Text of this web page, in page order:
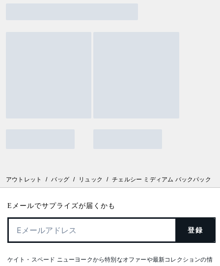
アウトレット / バッグ / リュック / チェルシー ミディアム バックパック
Eメールでサプライズが届くかも
登録
ケイト・スペード ニューヨークから特別なオファーや最新コレクションの情